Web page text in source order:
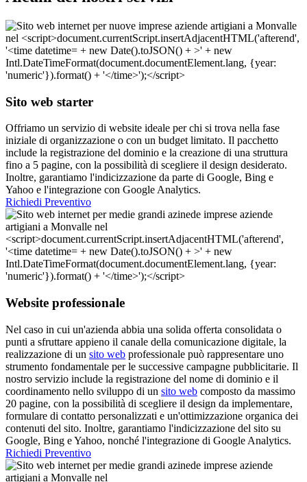
Sito web starter
Offriamo un servizio di website ideale per chi si trova nella fase
iniziale di organizzazione o con un budget limitato. Il pacchetto
include la registrazione del dominio e la creazione di una struttura
fino a 5 pagine, con la possibilità di scegliere il design desiderato.
Inoltre, garantiamo l'indicizzazione da parte di Google, Bing e
Yahoo e l'integrazione con Google Analytics.
Richiedi Preventivo
Website professionale
Nel caso in cui un'azienda abbia una solida offerta consolidata o
punti a sfruttare appieno il canale della comunicazione digitale, la
realizzazione di un sito web professionale può rappresentare uno
strumento fondamentale per le successive campagne pubblicitarie. Il
nostro servizio include la registrazione del nome di dominio e il
coordinamento nello sviluppo di un sito web composto da massimo
20 pagine, con la possibilità di scegliere il design da implementare,
formulare di contatto personalizzati e un'ottimizzazione organica dei
contenuti del sito. Inoltre, garantiamo l'indicizzazione del sito su
Google, Bing e Yahoo, nonché l'integrazione di Google Analytics.
Richiedi Preventivo